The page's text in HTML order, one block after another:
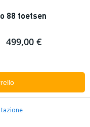
88 toetsen
499,00 €